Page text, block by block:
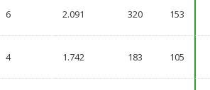
6 2.091 320 153
4 1.742 183 105